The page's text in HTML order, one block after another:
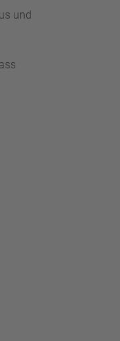
und